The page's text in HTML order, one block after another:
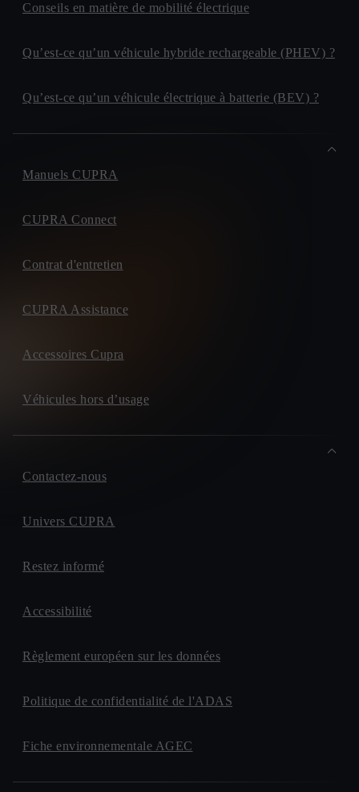
Conseils en matière de mobilité électrique
Qu’est-ce qu’un véhicule hybride rechargeable (PHEV) ?
Qu’est-ce qu’un véhicule électrique à batterie (BEV) ?
Manuels CUPRA
CUPRA Connect
Contrat d'entretien
CUPRA Assistance
Accessoires Cupra
Véhicules hors d’usage
Contactez-nous
Univers CUPRA
Restez informé
Accessibilité
Règlement européen sur les données
Politique de confidentialité de l'ADAS
Fiche environnementale AGEC